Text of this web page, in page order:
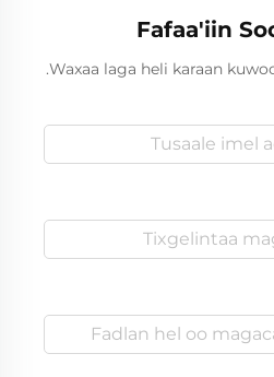
Fafaa'iin
Waxaa laga heli karaan